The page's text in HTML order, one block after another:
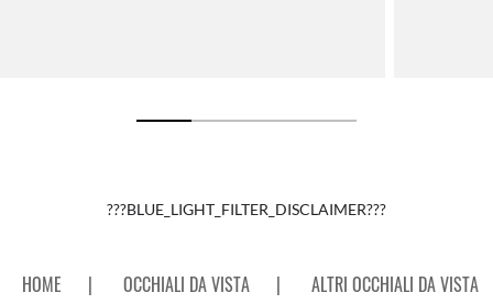
???BLUE_LIGHT_FILTER_DISCLAIMER???
HOME | OCCHIALI DA VISTA | ALTRI OCCHIALI DA VISTA